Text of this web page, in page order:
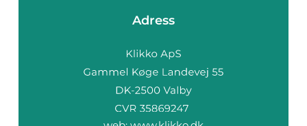
Adress